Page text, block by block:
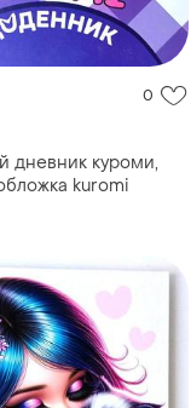
0
дневник куроми,
kuromi